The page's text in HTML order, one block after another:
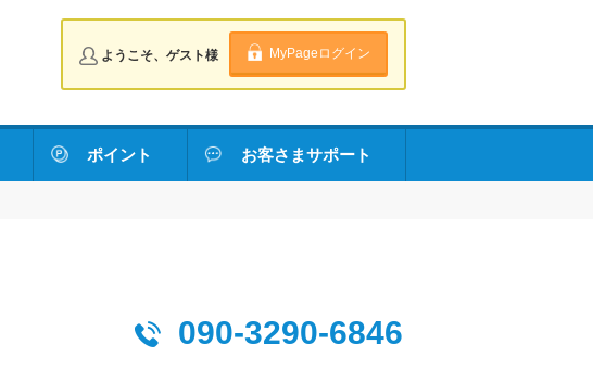
ようこそ、ゲスト様 MyPageログイン
ポイント お客さまサポート
090-3290-6846